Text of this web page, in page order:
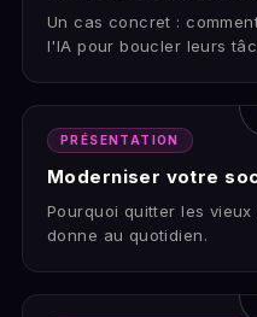
Un cas concret :
l'IA pour boucler leurs
PRÉSENTATION
Moderniser votre
Pourquoi quitter les
donne au quotidien.